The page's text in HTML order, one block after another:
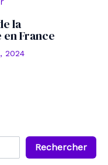
la
France
2024
Rechercher